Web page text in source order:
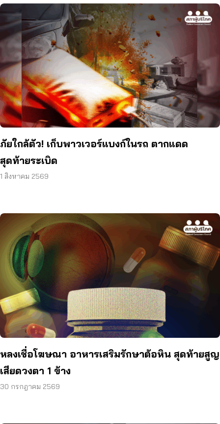
ภัยใกล้ตัว! เก็บพาวเวอร์แบงก์ในรถ ตากแดด
สุดท้ายระเบิด
1 สิงหาคม 2569
หลงเชื่อโฆษณา อาหารเสริมรักษาต้อหิน สุดท้ายสูญ
เสียดวงตา 1 ข้าง
30 กรกฎาคม 2569